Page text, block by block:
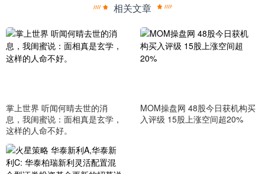
相关文章
掌上世界 听闻何晴去世的消
息，我闺蜜说：面相真是玄学，
这样的人命不好。
MOM操盘网 48股今日获机构买
入评级 15股上涨空间超20%